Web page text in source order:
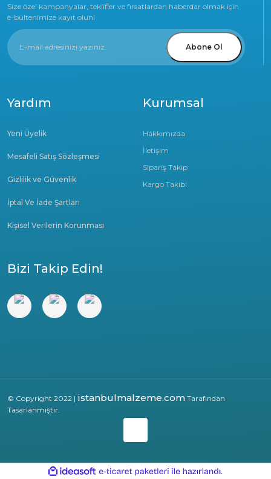
Size özel kampanyalar, teklifler ve fırsatlardan haberdar olmak için
e-bültenimize kayıt olun!
Abone Ol
Kurumsal
Hakkımızda
İletişim
Sipariş Takip
Kargo Takibi
Yardım
Yeni Üyelik
Mesafeli Satış Sözleşmesi
Gizlilik ve Güvenlik
İptal Ve İade Şartları
Kişisel Verilerin Korunması
Bizi Takip Edin!
© Copyright 2022 | istanbulmalzeme.com Tarafından
Tasarlanmıştır.
ideasoft
e-